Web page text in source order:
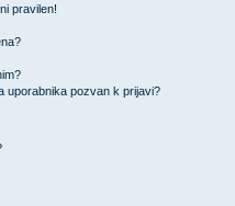
pravilen!
uporabnika pozvan k prijavi?